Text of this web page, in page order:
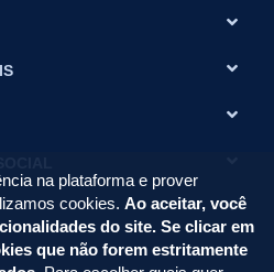
na plataforma e prover
cookies. Ao aceitar, você
do site. Se clicar em
que não forem estritamente